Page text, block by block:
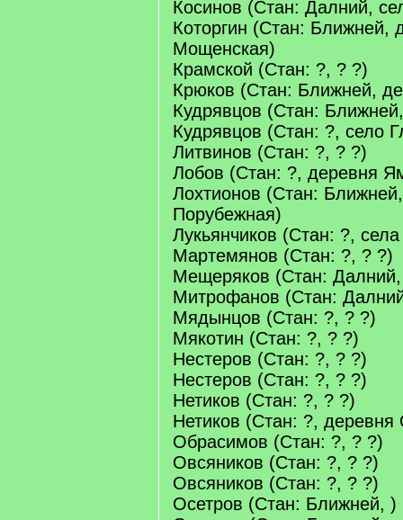
Косинов (Стан: Далний,
Которгин (Стан: Ближней,
Мощенская)
Крамской (Стан: ?, ? ?)
Крюков (Стан: Ближней,
Кудрявцов (Стан:
Кудрявцов (Стан: ?, село
Литвинов (Стан: ?, ? ?)
Лобов (Стан: ?, деревня
Лохтионов (Стан:
Порубежная)
Лукьянчиков (Стан: ?,
Мартемянов (Стан: ?, ? ?)
Мещеряков (Стан: Далний,
Митрофанов (Стан:
Мядынцов (Стан: ?, ? ?)
Мякотин (Стан: ?, ? ?)
Нестеров (Стан: ?, ? ?)
Нестеров (Стан: ?, ? ?)
Нетиков (Стан: ?, ? ?)
Нетиков (Стан: ?, деревня
Обрасимов (Стан: ?, ? ?)
Овсяников (Стан: ?, ? ?)
Овсяников (Стан: ?, ? ?)
Осетров (Стан: Ближней, )